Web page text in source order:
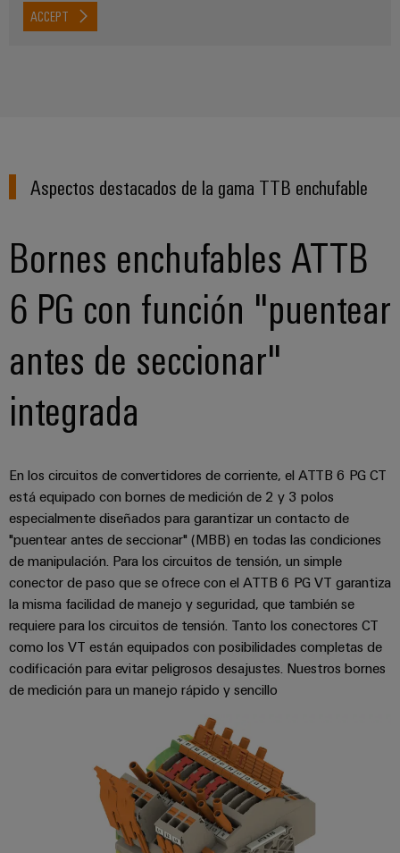
ACCEPT
Aspectos destacados de la gama TTB enchufable
Bornes enchufables ATTB
6 PG con función "puentear
antes de seccionar"
integrada
En los circuitos de convertidores de corriente, el ATTB 6 PG CT
está equipado con bornes de medición de 2 y 3 polos
especialmente diseñados para garantizar un contacto de
"puentear antes de seccionar" (MBB) en todas las condiciones
de manipulación. Para los circuitos de tensión, un simple
conector de paso que se ofrece con el ATTB 6 PG VT garantiza
la misma facilidad de manejo y seguridad, que también se
requiere para los circuitos de tensión. Tanto los conectores CT
como los VT están equipados con posibilidades completas de
codificación para evitar peligrosos desajustes. Nuestros bornes
de medición para un manejo rápido y sencillo